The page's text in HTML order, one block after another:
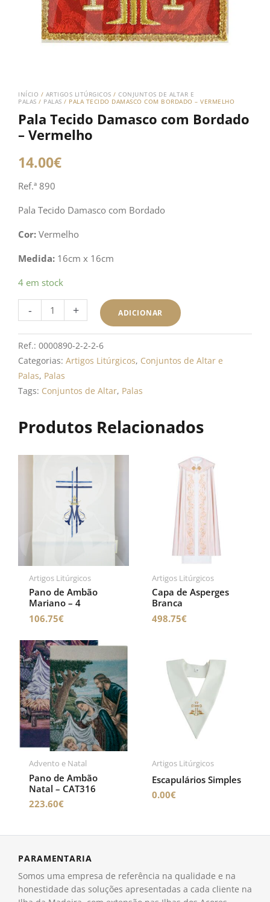
INÍCIO / ARTIGOS LITÚRGICOS / CONJUNTOS DE ALTAR E
PALAS / PALAS / PALA TECIDO DAMASCO COM BORDADO – VERMELHO
Pala Tecido Damasco com Bordado
– Vermelho
14.00€
Ref.ª 890
Pala Tecido Damasco com Bordado
Cor: Vermelho
Medida: 16cm x 16cm
4 em stock
-
Quantidade
de
Pala
Damasco
com
Bordado
-
+ ADICIONAR
Ref.: 0000890-2-2-2-6
Categorias: Artigos Litúrgicos, Conjuntos de Altar e
Palas, Palas
Tags: Conjuntos de Altar, Palas
Produtos Relacionados
Artigos Litúrgicos
Pano de Ambão
Mariano – 4
106.75€
Artigos Litúrgicos
Capa de Asperges
Branca
498.75€
Advento e Natal
Pano de Ambão
Natal – CAT316
223.60€
Artigos Litúrgicos
Escapulários Simples
0.00€
PARAMENTARIA
Somos uma empresa de referência na qualidade e na
honestidade das soluções apresentadas a cada cliente na